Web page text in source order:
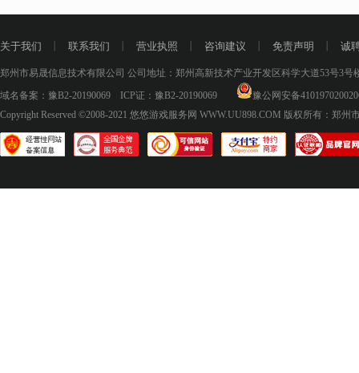
关于我们 联系我们 营业执照 咨询建议 免责声明 诚
郑州市易晟信息技术有限公司 公司地址：郑州高新技术产业开发区科学大道53号3号
域名备案： 豫B2-20190069 ICP证： 豫B2-20190069
豫公网安备
Copyright Reserved ©2008-2021 悠悠游戏服务网 WWW.UU898.COM 版权所有：郑州